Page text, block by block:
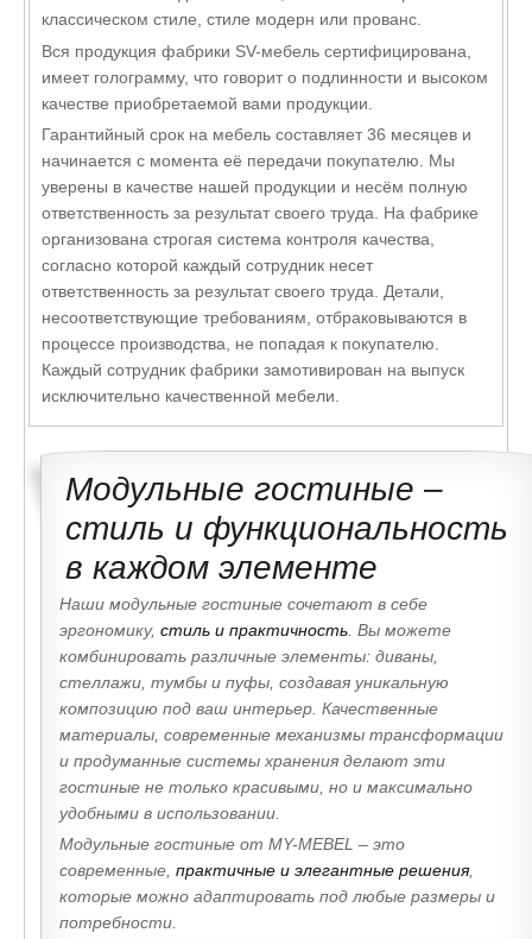
классическом стиле, стиле модерн или прованс.
Вся продукция фабрики SV-мебель сертифицирована,
имеет голограмму, что говорит о подлинности и высоком
качестве приобретаемой вами продукции.
Гарантийный срок на мебель составляет 36 месяцев и
начинается с момента её передачи покупателю. Мы
уверены в качестве нашей продукции и несём полную
ответственность за результат своего труда. На фабрике
организована строгая система контроля качества,
согласно которой каждый сотрудник несет
ответственность за результат своего труда. Детали,
несоответствующие требованиям, отбраковываются в
процессе производства, не попадая к покупателю.
Каждый сотрудник фабрики замотивирован на выпуск
исключительно качественной мебели.
Модульные гостиные –
стиль и функциональность
в каждом элементе
Наши модульные гостиные сочетают в себе
эргономику, стиль и практичность . Вы можете
комбинировать различные элементы: диваны,
стеллажи, тумбы и пуфы, создавая уникальную
композицию под ваш интерьер. Качественные
материалы, современные механизмы трансформации
и продуманные системы хранения делают эти
гостиные не только красивыми, но и максимально
удобными в использовании.
Модульные гостиные от MY-MEBEL – это
современные, практичные и элегантные решения,
которые можно адаптировать под любые размеры и
потребности.